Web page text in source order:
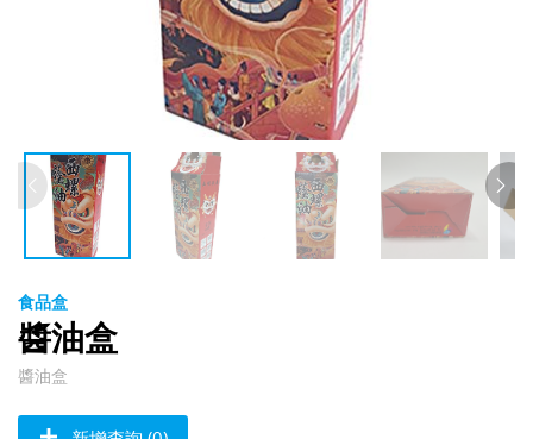
食品盒
醬油盒
醬油盒